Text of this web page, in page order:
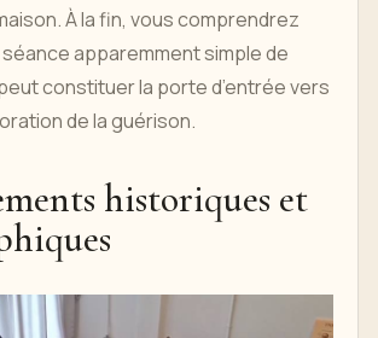
À la fin, vous comprendrez
apparemment simple de
constituer la porte d’entrée vers
de la guérison.
historiques et